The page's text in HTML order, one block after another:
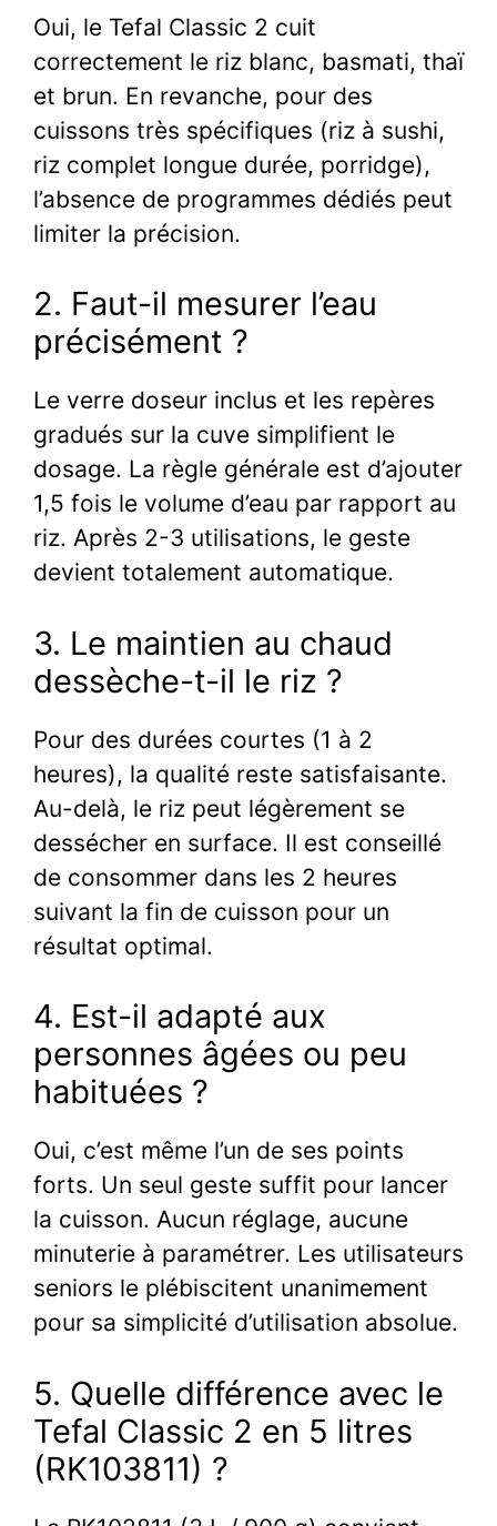
Oui, le Tefal Classic 2 cuit
correctement le riz blanc, basmati, thaï
et brun. En revanche, pour des
cuissons très spécifiques (riz à sushi,
riz complet longue durée, porridge),
l’absence de programmes dédiés peut
limiter la précision.
2. Faut-il mesurer l’eau
précisément ?
Le verre doseur inclus et les repères
gradués sur la cuve simplifient le
dosage. La règle générale est d’ajouter
1,5 fois le volume d’eau par rapport au
riz. Après 2-3 utilisations, le geste
devient totalement automatique.
3. Le maintien au chaud
dessèche-t-il le riz ?
Pour des durées courtes (1 à 2
heures), la qualité reste satisfaisante.
Au-delà, le riz peut légèrement se
dessécher en surface. Il est conseillé
de consommer dans les 2 heures
suivant la fin de cuisson pour un
résultat optimal.
4. Est-il adapté aux
personnes âgées ou peu
habituées ?
Oui, c’est même l’un de ses points
forts. Un seul geste suffit pour lancer
la cuisson. Aucun réglage, aucune
minuterie à paramétrer. Les utilisateurs
seniors le plébiscitent unanimement
pour sa simplicité d’utilisation absolue.
5. Quelle différence avec le
Tefal Classic 2 en 5 litres
(RK103811) ?